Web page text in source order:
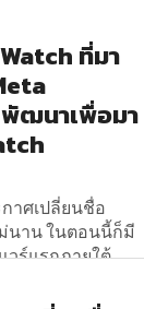
ที่มา
ฒนาเพื่อมา
าศเปลี่ยนชื่อ
นาน ในตอนนี้ก็มี
ร์แรกภายใต้